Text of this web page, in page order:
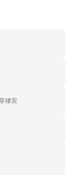
律宾